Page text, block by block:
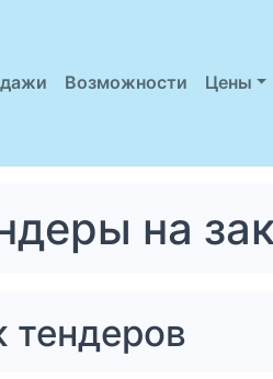
Возможности Цены
на
тендеров